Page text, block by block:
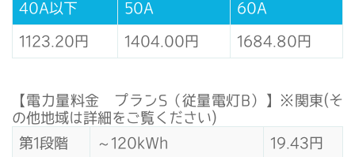
40A以下 50A 60A
1123.20円 1404.00円 1684.80円
【電力量料金 プランS（従量電灯B）】※関東(そ
の他地域は詳細をご覧ください)
第1段階
～120kWh 19.43円